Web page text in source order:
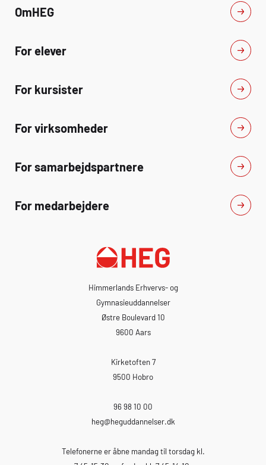
OmHEG
For elever
For kursister
For virksomheder
For samarbejdspartnere
For medarbejdere
Himmerlands Erhvervs- og
Gymnasieuddannelser
Østre Boulevard 10
9600 Aars
Kirketoften 7
9500 Hobro
96 98 10 00
heg@heguddannelser.dk
Telefonerne er åbne mandag til torsdag kl.